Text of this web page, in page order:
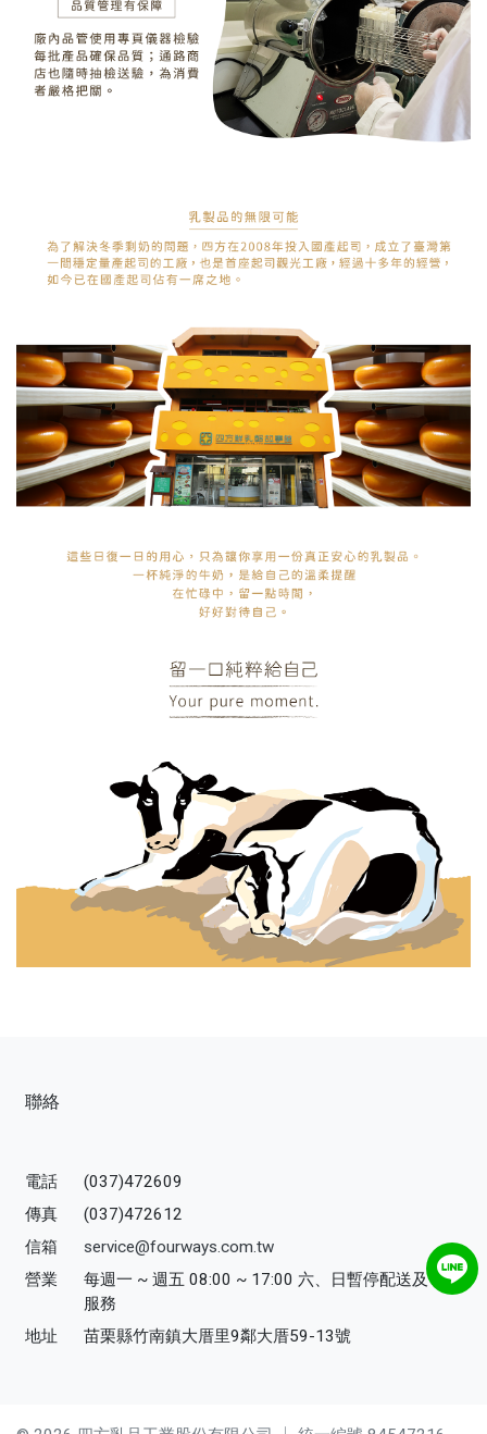
聯絡
電話
(037)472609
傳真
(037)472612
信箱
service@fourways.com.tw
營業
每週一 ~ 週五 08:00 ~ 17:00 六、日暫停配送及寄送
服務
地址
苗栗縣竹南鎮大厝里9鄰大厝59-13號